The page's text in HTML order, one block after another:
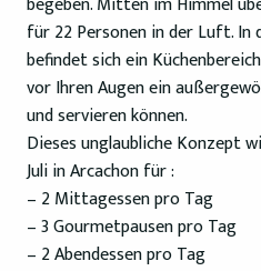
für 22 Personen in der Luft. In
befindet sich ein
vor Ihren Augen ein
und servieren können.
Dieses unglaubliche Konzept
Juli in Arcachon für :
– 2 Mittagessen pro Tag
– 3 Gourmetpausen pro Tag
– 2 Abendessen pro Tag